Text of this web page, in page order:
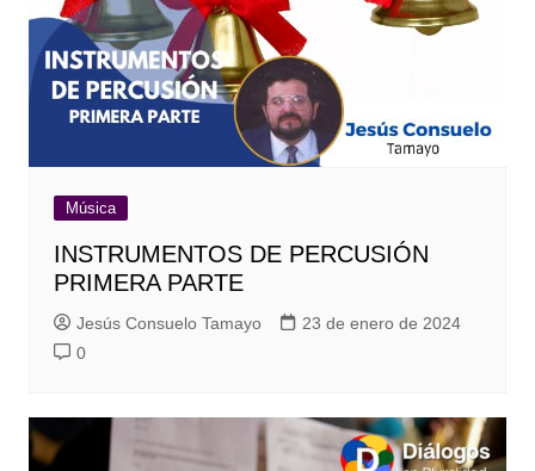
Música
INSTRUMENTOS DE PERCUSIÓN
PRIMERA PARTE
Jesús Consuelo Tamayo
23 de enero de 2024
0